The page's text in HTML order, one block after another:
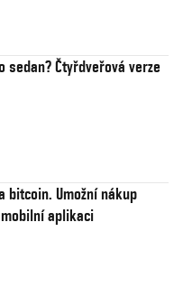
sedan? Čtyřdveřová verze
bitcoin. Umožní nákup
aplikaci